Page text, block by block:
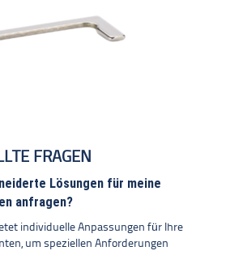
FRAGEN
Lösungen für meine
anfragen?
individuelle Anpassungen für Ihre
um speziellen Anforderungen